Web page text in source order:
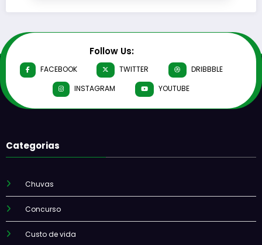
Follow Us:
FACEBOOK TWITTER
DRIBBBLE
INSTAGRAM
YOUTUBE
Categorias
Chuvas
Concurso
Custo de vida